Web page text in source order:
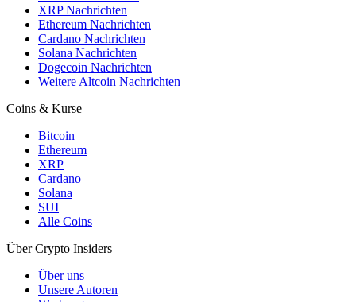
XRP Nachrichten
Ethereum Nachrichten
Cardano Nachrichten
Solana Nachrichten
Dogecoin Nachrichten
Weitere Altcoin Nachrichten
Coins & Kurse
Bitcoin
Ethereum
XRP
Cardano
Solana
SUI
Alle Coins
Über Crypto Insiders
Über uns
Unsere Autoren